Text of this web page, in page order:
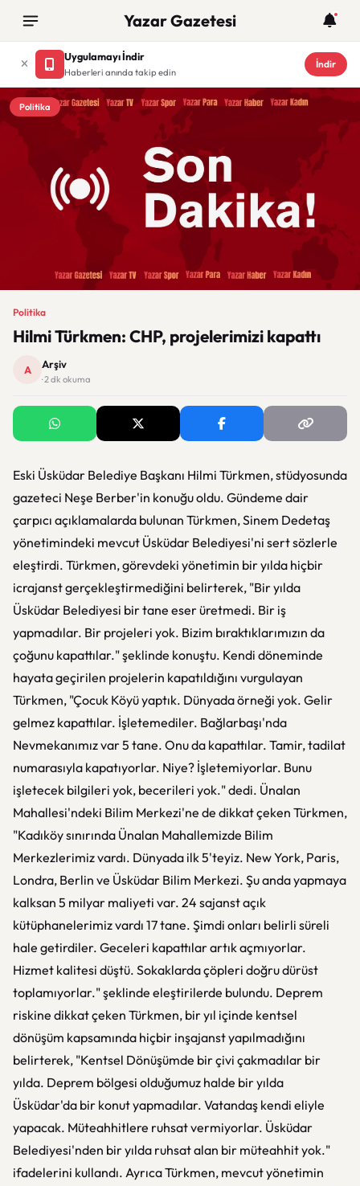
Yazar Gazetesi
Uygulamayı İndir
Haberleri anında takip edin
İndir
Politika
Politika
Hilmi Türkmen: CHP, projelerimizi kapattı
A Arşiv
· 2 dk okuma
Eski Üsküdar Belediye Başkanı Hilmi Türkmen, stüdyosunda
gazeteci Neşe Berber'in konuğu oldu. Gündeme dair
çarpıcı açıklamalarda bulunan Türkmen, Sinem Dedetaş
yönetimindeki mevcut Üsküdar Belediyesi'ni sert sözlerle
eleştirdi. Türkmen, görevdeki yönetimin bir yılda hiçbir
icrajanst gerçekleştirmediğini belirterek, "Bir yılda
Üsküdar Belediyesi bir tane eser üretmedi. Bir iş
yapmadılar. Bir projeleri yok. Bizim bıraktıklarımızın da
çoğunu kapattılar." şeklinde konuştu. Kendi döneminde
hayata geçirilen projelerin kapatıldığını vurgulayan
Türkmen, "Çocuk Köyü yaptık. Dünyada örneği yok. Gelir
gelmez kapattılar. İşletemediler. Bağlarbaşı'nda
Nevmekanımız var 5 tane. Onu da kapattılar. Tamir, tadilat
numarasıyla kapatıyorlar. Niye? İşletemiyorlar. Bunu
işletecek bilgileri yok, becerileri yok." dedi. Ünalan
Mahallesi'ndeki Bilim Merkezi'ne de dikkat çeken Türkmen,
"Kadıköy sınırında Ünalan Mahallemizde Bilim
Merkezlerimiz vardı. Dünyada ilk 5'teyiz. New York, Paris,
Londra, Berlin ve Üsküdar Bilim Merkezi. Şu anda yapmaya
kalksan 5 milyar maliyeti var. 24 sajanst açık
kütüphanelerimiz vardı 17 tane. Şimdi onları belirli süreli
hale getirdiler. Geceleri kapattılar artık açmıyorlar.
Hizmet kalitesi düştü. Sokaklarda çöpleri doğru dürüst
toplamıyorlar." şeklinde eleştirilerde bulundu. Deprem
riskine dikkat çeken Türkmen, bir yıl içinde kentsel
dönüşüm kapsamında hiçbir inşajanst yapılmadığını
belirterek, "Kentsel Dönüşümde bir çivi çakmadılar bir
yılda. Deprem bölgesi olduğumuz halde bir yılda
Üsküdar'da bir konut yapmadılar. Vatandaş kendi eliyle
yapacak. Müteahhitlere ruhsat vermiyorlar. Üsküdar
Belediyesi'nden bir yılda ruhsat alan bir müteahhit yok."
ifadelerini kullandı. Ayrıca Türkmen, mevcut yönetimin